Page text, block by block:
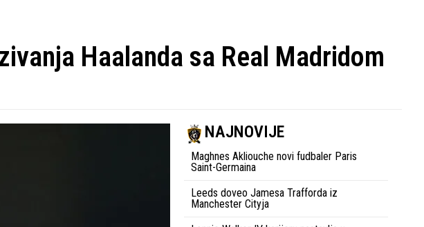
Haalanda sa Real Madridom
NAJNOVIJE
Maghnes Akliouche novi fudbaler Paris
Saint-Germaina
Leeds doveo Jamesa Trafforda iz
Manchester Cityja